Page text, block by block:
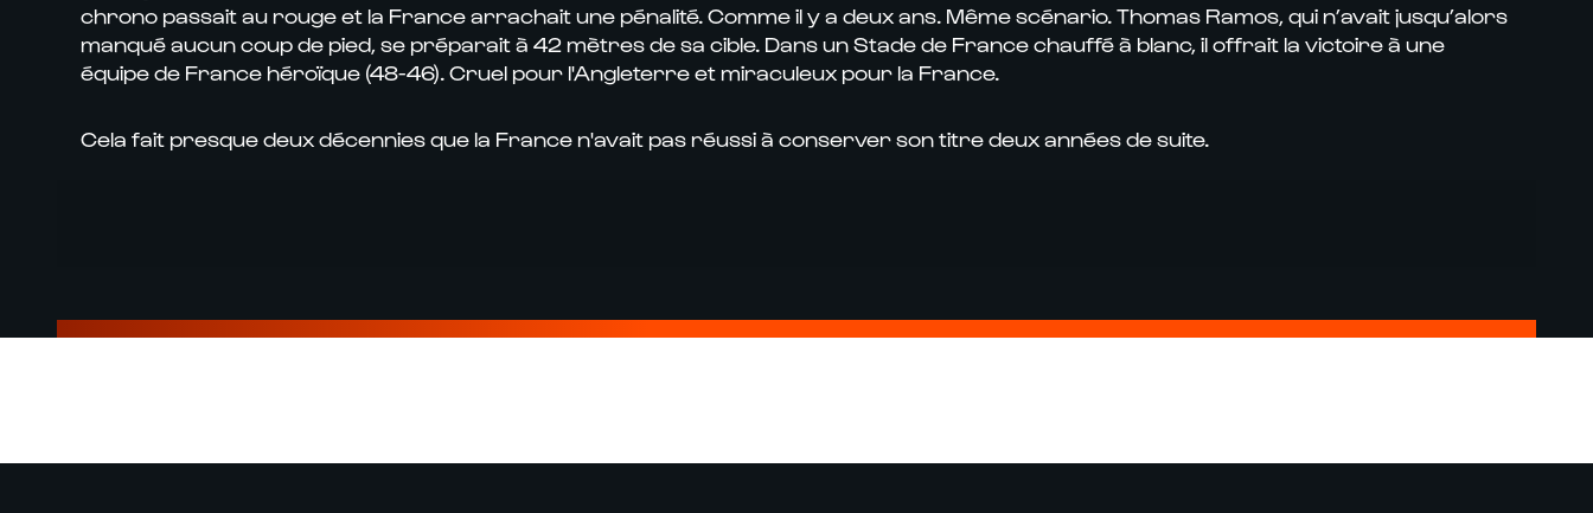
chrono passait au rouge et la France arrachait une pénalité. Comme il y a deux ans. Même scénario. Thomas Ramos, qui n’avait jusqu’alors
manqué aucun coup de pied, se préparait à 42 mètres de sa cible. Dans un Stade de France chauffé à blanc, il offrait la victoire à une
équipe de France héroïque (48-46). Cruel pour l'Angleterre et miraculeux pour la France.
Cela fait presque deux décennies que la France n'avait pas réussi à conserver son titre deux années de suite.